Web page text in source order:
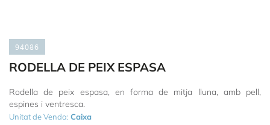
94086
RODELLA DE PEIX ESPASA
Rodella de peix espasa, en forma de mitja lluna, amb pell,
espines i ventresca.
Unitat de Venda: Caixa